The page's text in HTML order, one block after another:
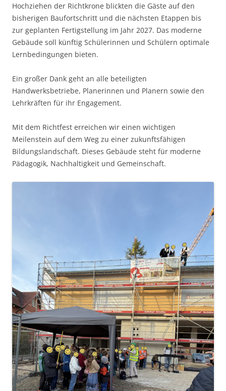
Hochziehen der Richtkrone blickten die Gäste auf den
bisherigen Baufortschritt und die nächsten Etappen bis
zur geplanten Fertigstellung im Jahr 2027. Das moderne
Gebäude soll künftig Schülerinnen und Schülern optimale
Lernbedingungen bieten.
Ein großer Dank geht an alle beteiligten
Handwerksbetriebe, Planerinnen und Planern sowie den
Lehrkräften für ihr Engagement.
Mit dem Richtfest erreichen wir einen wichtigen
Meilenstein auf dem Weg zu einer zukunftsfähigen
Bildungslandschaft. Dieses Gebäude steht für moderne
Pädagogik, Nachhaltigkeit und Gemeinschaft.